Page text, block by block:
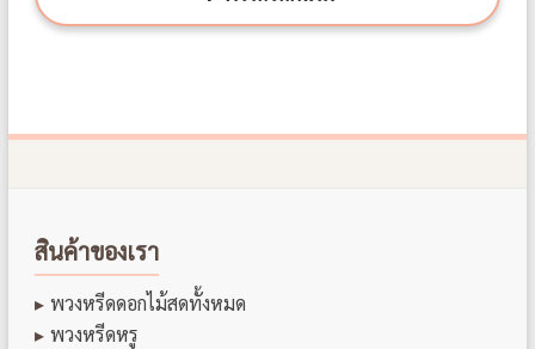
สินค้าของเรา
พวงหรีดดอกไม้สดทั้งหมด
พวงหรีดหรู